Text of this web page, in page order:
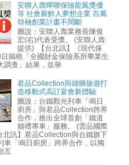
安聯人壽蟬聯保險龍鳳獎優
等 社會新鮮人夢想企業 百萬
領袖創業計畫不間斷
圖說：安聯人壽業務長陳俊
宏(右)代表受獎。 (安聯人壽
提供) 【台北訊】《現代保
揭曉「全國財金保險系所畢業生
調查」結果，並舉
君品Collection與雄獅旅遊打
造移動式高訂宴會新體驗
圖說：台鐵觀光列車「鳴日
廚房」與君品Collection跨界
合作，推出全球首創「鐵道
婚禮專車」服務。 (雲品國際
北訊】君品Collection與台鐵旗下
車「鳴日廚房」跨界合作，以獨
五